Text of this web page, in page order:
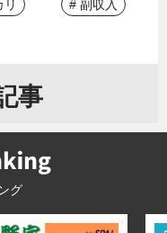
リ # 副収入
事
グ